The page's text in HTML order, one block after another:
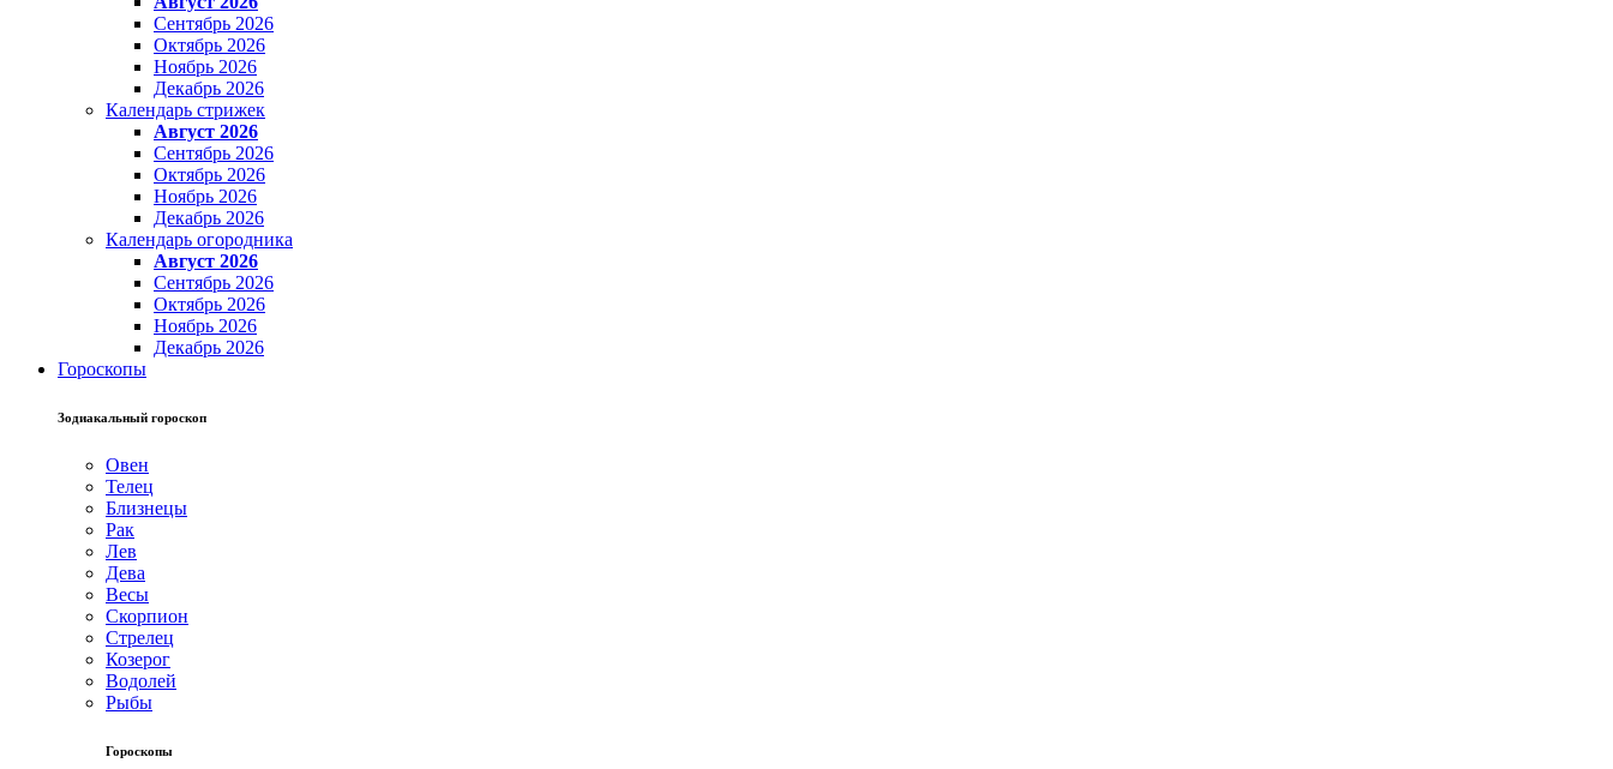
Сентябрь 2026
Октябрь 2026
Ноябрь 2026
Декабрь 2026
Календарь стрижек
Август 2026
Сентябрь 2026
Октябрь 2026
Ноябрь 2026
Декабрь 2026
Календарь огородника
Август 2026
Сентябрь 2026
Октябрь 2026
Ноябрь 2026
Декабрь 2026
Гороскопы
Зодиакальный гороскоп
Овен
Телец
Близнецы
Рак
Лев
Дева
Весы
Скорпион
Стрелец
Козерог
Водолей
Рыбы
Гороскопы